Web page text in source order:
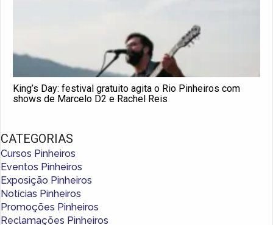
King’s Day: festival gratuito agita o Rio Pinheiros com
shows de Marcelo D2 e Rachel Reis
CATEGORIAS
Cursos Pinheiros
Eventos Pinheiros
Exposição Pinheiros
Notícias Pinheiros
Promoções Pinheiros
Reclamações Pinheiros